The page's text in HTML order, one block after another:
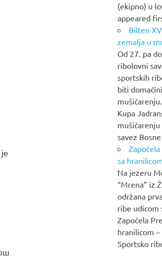
(ekipno) u
appeared
Bilten
zemalja u
Od 27. pa
ribolovni
sportskih
biti
Kupa
savez
sa
Na jezeru
“Mrena” iz
održana
ribe udicom
Započela
hranilicom
Sportsko